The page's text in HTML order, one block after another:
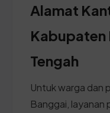
Alamat
Kabupaten
Tengah
Untuk warga dan
Banggai, layanan